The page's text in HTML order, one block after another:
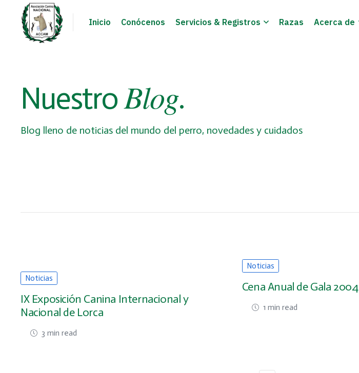
Inicio Conócenos Servicios & Registros Razas Acerca de
NuestroBlog.
Blog lleno de noticias del mundo del perro, novedades y cuidados
Noticias
IX Exposición Canina Internacional y
Nacional de Lorca
3 min read
Noticias
Cena Anual de Gala 2004
1 min read